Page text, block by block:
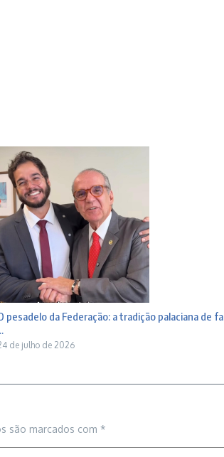
pesadelo da Federação: a tradição palaciana de
de julho de 2026
são marcados com *